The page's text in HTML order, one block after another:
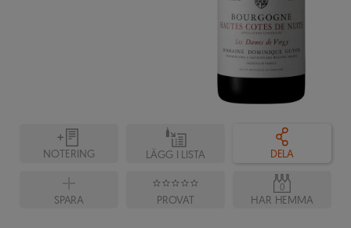
NOTERING LÄGG I LISTA DELA
SPARA PROVAT
0
HAR HEMMA